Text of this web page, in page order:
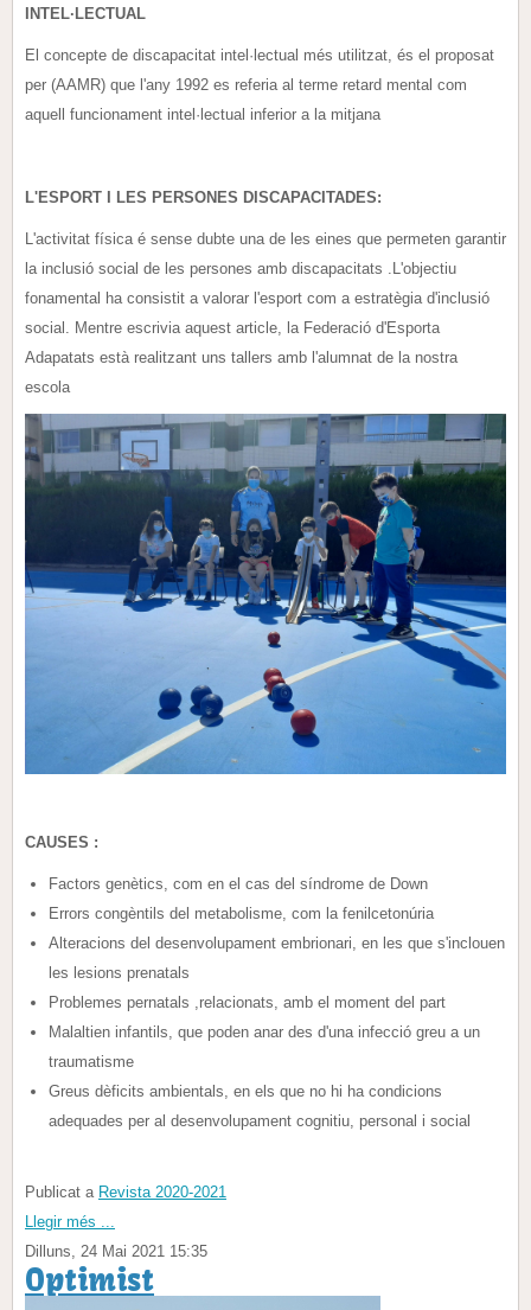
INTEL·LECTUAL
El concepte de discapacitat intel·lectual més utilitzat, és el proposat
per (AAMR) que l'any 1992 es referia al terme retard mental com
aquell funcionament intel·lectual inferior a la mitjana
L'ESPORT I LES PERSONES DISCAPACITADES:
L'activitat física é sense dubte una de les eines que permeten garantir
la inclusió social de les persones amb discapacitats .L'objectiu
fonamental ha consistit a valorar l'esport com a estratègia d'inclusió
social. Mentre escrivia aquest article, la Federació d'Esporta
Adapatats està realitzant uns tallers amb l'alumnat de la nostra
escola
CAUSES :
Factors genètics, com en el cas del síndrome de Down
Errors congèntils del metabolisme, com la fenilcetonúria
Alteracions del desenvolupament embrionari, en les que s'inclouen
les lesions prenatals
Problemes pernatals ,relacionats, amb el moment del part
Malaltien infantils, que poden anar des d'una infecció greu a un
traumatisme
Greus dèficits ambientals, en els que no hi ha condicions
adequades per al desenvolupament cognitiu, personal i social
Publicat a Revista 2020-2021
Llegir més ...
Dilluns, 24 Mai 2021 15:35
Optimist